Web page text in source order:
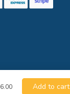
Add to cart